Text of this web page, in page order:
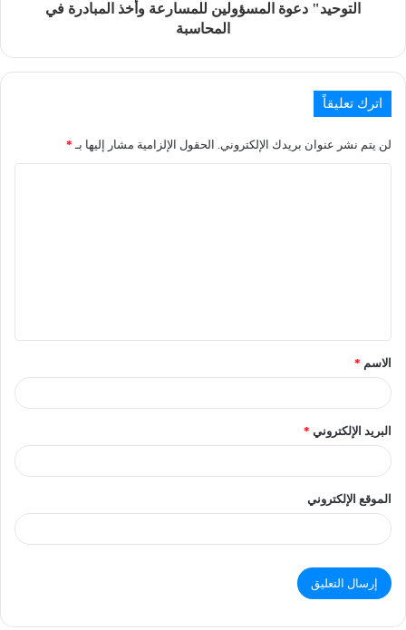
التوحيد" دعوة المسؤولين للمسارعة وأخذ المبادرة في
المحاسبة
اترك تعليقاً
لن يتم نشر عنوان بريدك الإلكتروني. الحقول الإلزامية مشار إليها بـ *
الاسم *
البريد الإلكتروني *
الموقع الإلكتروني